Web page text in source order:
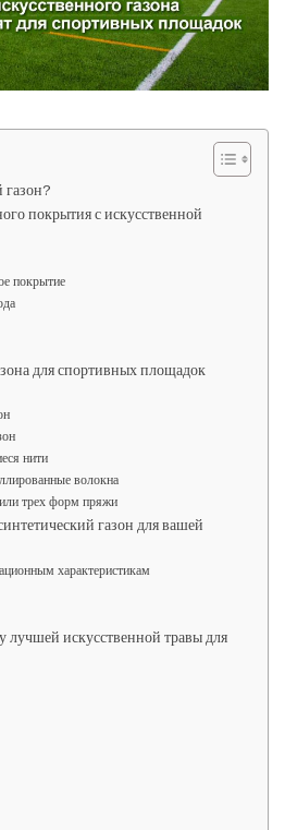
газон?
покрытия с искусственной
покрытие
для спортивных площадок
нити
волокна
трех форм пряжи
газон для вашей
характеристикам
лучшей искусственной травы для